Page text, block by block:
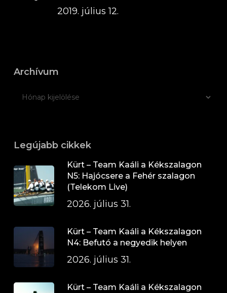
2019. július 12.
Archívum
Legújabb cikkek
Kürt – Team Kaáli a Kékszalagon
N5: Hajócsere a Fehér szalagon
(Telekom Live)
2026. július 31.
Kürt – Team Kaáli a Kékszalagon
N4: Befutó a negyedik helyen
2026. július 31.
Kürt – Team Kaáli a Kékszalagon